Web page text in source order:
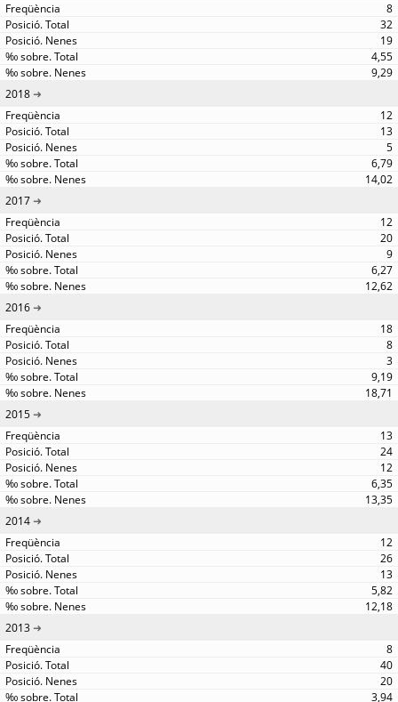
8
32
19
4,55
9,29
2018
12
13
5
6,79
14,02
2017
12
20
9
6,27
12,62
2016
18
8
3
9,19
18,71
2015
13
24
12
6,35
13,35
2014
12
26
13
5,82
12,18
2013
8
40
20
3,94